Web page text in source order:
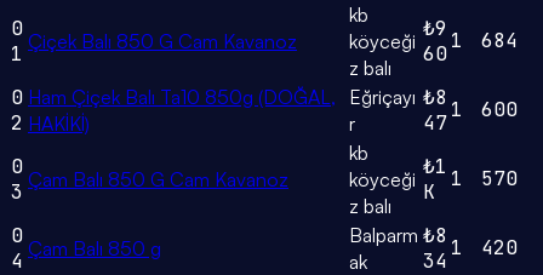
0
1 Çiçek Balı 850 G Cam Kavanoz
kb
köyceği
z balı
₺9
60
1 684
0
2
Ham Çiçek Balı Ta10 850g (DOĞAL,
HAKİKİ)
Eğriçayı
r
₺8
47
1 600
0
3 Çam Balı 850 G Cam Kavanoz
kb
köyceği
z balı
₺1
K
1 570
0
4 Çam Balı 850 g
Balparm
ak
₺8
34
1
420